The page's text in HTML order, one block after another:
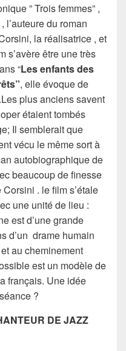
” Trois femmes” ,
l’auteure du roman
la réalisatrice , et
s’avère être une très
“Les enfants des
, elle évoque de
plus anciens savent
étaient tombés
Il semblerait que
vécu le même sort à
autobiographique de
beaucoup de finesse
. le film s’étale
une unité de lieu :
est d’une grande
d’un drame humain
au cheminement
est un modèle de
français. Une idée
?
DE JAZZ